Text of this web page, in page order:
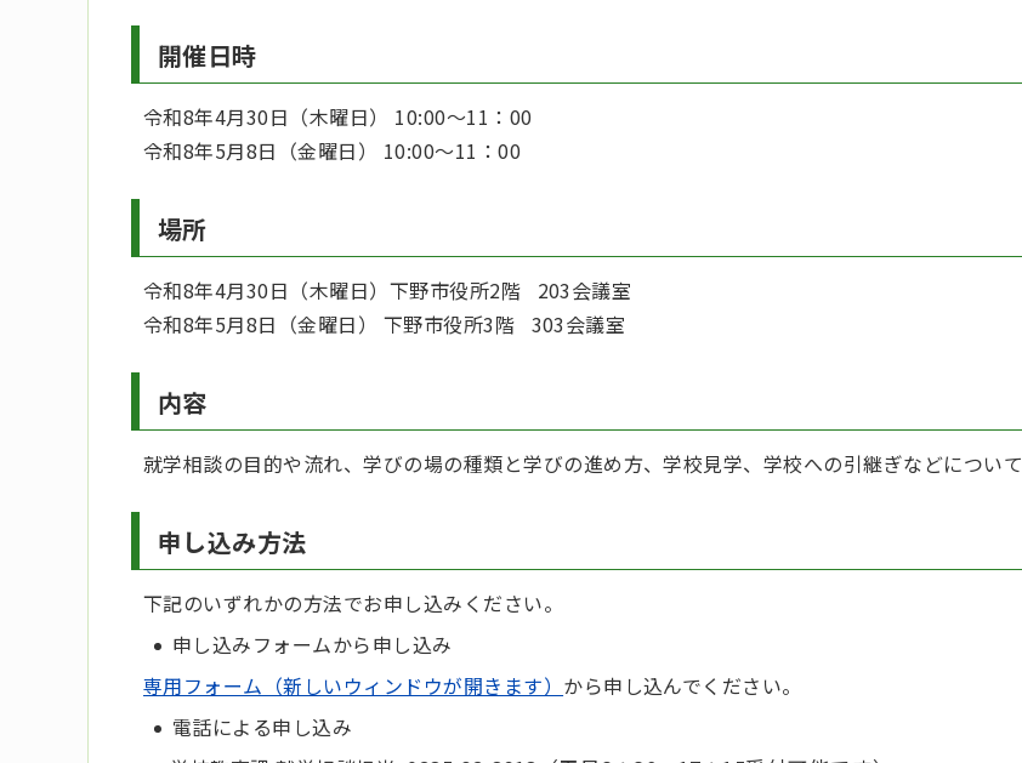
開催日時
令和8年4月30日（木曜日） 10:00～11：00
令和8年5月8日（金曜日） 10:00～11：00
場所
令和8年4月30日（木曜日）下野市役所2階 203会議室
令和8年5月8日（金曜日） 下野市役所3階 303会議室
内容
就学相談の目的や流れ、学びの場の種類と学びの進め方、学校見学、学校への引継ぎなどについて
申し込み方法
下記のいずれかの方法でお申し込みください。
申し込みフォームから申し込み
専用フォーム（新しいウィンドウが開きます） から申し込んでください。
電話による申し込み